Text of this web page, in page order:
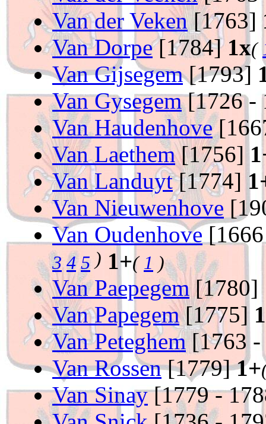
Van der Veken[1763]
Van Dorpe[1784]1x(
Van Gijsegem[1793]
Van Gysegem[1726 -
Van Haudenhove
Van Laethem[1756]
Van Landuyt[1774]
Van Nieuwenhove
Van Oudenhove
3 4 5) 1+( 1 )
Van Paepegem[1780]
Van Papegem[1775]
Van Peteghem[1763
Van Rossen[1779]1+
Van Sinay[1779 -